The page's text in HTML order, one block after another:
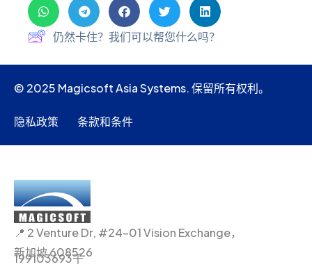
仍然卡住？我们可以帮您什么吗？
© 2025 Magicsoft Asia Systems. 保留所有权利。
隐私政策 条款和条件
📍 2 Venture Dr, #24-01 Vision Exchange，
新加坡 608526
199103693千